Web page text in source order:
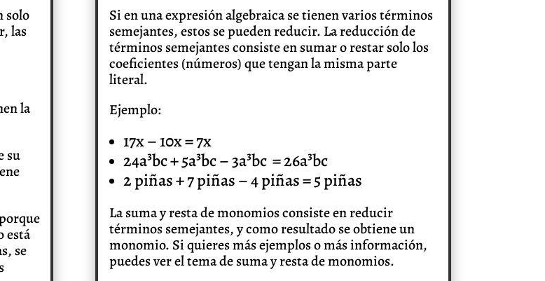
solo
las
la
su
está
se
Si en una expresión algebraica se tienen varios términos
semejantes, estos se pueden reducir. La reducción de
términos semejantes consiste en sumar o restar solo los
coeficientes (números) que tengan la misma parte
literal.
Ejemplo:
17x – 10x = 7x
24a³bc + 5a³bc – 3a³bc = 26a³bc
2 piñas + 7 piñas – 4 piñas = 5 piñas
La suma y resta de monomios consiste en reducir
términos semejantes, y como resultado se obtiene un
monomio. Si quieres más ejemplos o más información,
puedes ver el tema de suma y resta de monomios.